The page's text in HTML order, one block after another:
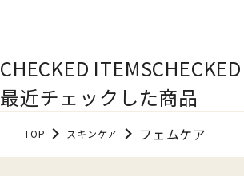
CHECKED ITEMS
最近チェックした商品
TOP スキンケア フェムケア